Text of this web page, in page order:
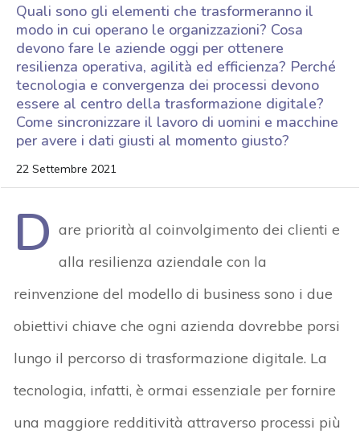
Quali sono gli elementi che trasformeranno il
modo in cui operano le organizzazioni? Cosa
devono fare le aziende oggi per ottenere
resilienza operativa, agilità ed efficienza? Perché
tecnologia e convergenza dei processi devono
essere al centro della trasformazione digitale?
Come sincronizzare il lavoro di uomini e macchine
per avere i dati giusti al momento giusto?
22 Settembre 2021
D are priorità al coinvolgimento dei clienti e
alla resilienza aziendale con la
reinvenzione del modello di business sono i due
obiettivi chiave che ogni azienda dovrebbe porsi
lungo il percorso di trasformazione digitale. La
tecnologia, infatti, è ormai essenziale per fornire
una maggiore redditività attraverso processi più